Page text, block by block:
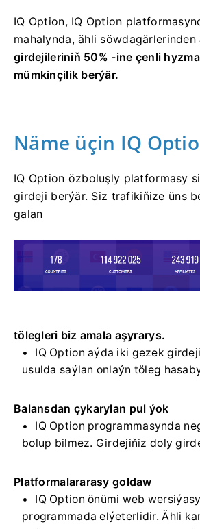
IQ Option, IQ Option
mahalynda, ähli söwdagärlerinden
girdejileriniň 50% -ine çenli
mümkinçilik berýär.
Näme üçin IQ
IQ Option özboluşly platformasy
girdeji berýär. Siz trafikiňize üns
galan
tölegleri biz amala aşyrarys.
IQ Option aýda iki gezek
usulda saýlan onlaýn töleg
Balansdan çykarylan pul ýok
IQ Option programmasynda
bolup bilmez. Girdejiňiz doly
Platformalararasy goldaw
IQ Option önümi web
programmada elýeterlidir. Ähli